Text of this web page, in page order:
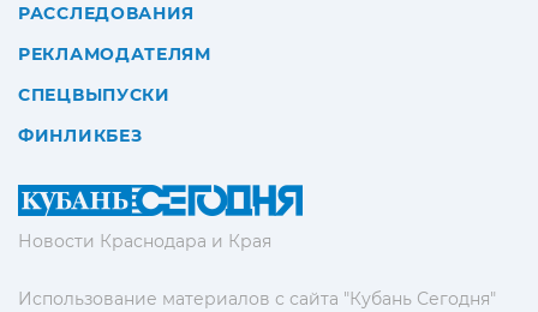
Новости Краснодара и Края
Использование материалов с сайта "Кубань Сегодня"
РАССЛЕДОВАНИЯ
РЕКЛАМОДАТЕЛЯМ
СПЕЦВЫПУСКИ
ФИНЛИКБЕЗ